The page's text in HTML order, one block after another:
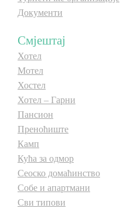
Документи
Смјештај
Хотел
Мотел
Хостел
Хотел – Гарни
Пансион
Преноћиште
Камп
Кућа за одмор
Сеоско домаћинство
Собе и апартмани
Сви типови